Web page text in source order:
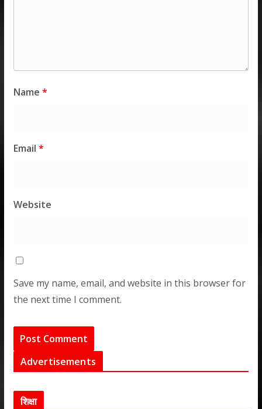
Name *
Email *
Website
Save my name, email, and website in this browser for
the next time I comment.
Advertisements
शिक्षा